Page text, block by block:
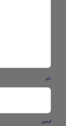
نام
ایمیل